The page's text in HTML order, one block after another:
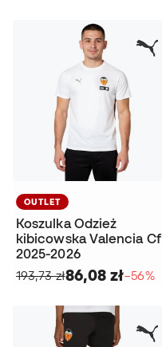
OUTLET
Koszulka Odzież
kibicowska Valencia Cf
2025-2026
193,73 zł86,08 zł−56%